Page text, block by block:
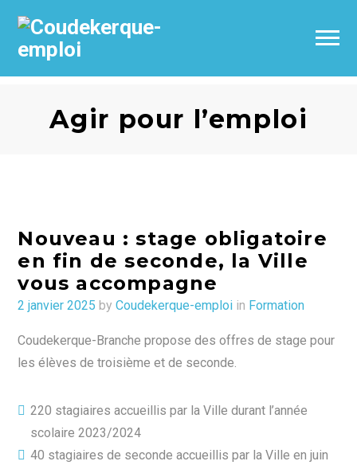
Agir pour l’emploi
Nouveau : stage obligatoire
en fin de seconde, la Ville
vous accompagne
Posted
2 janvier 2025 byCoudekerque-emploi in Formation
Coudekerque-Branche propose des offres de stage pour
les élèves de troisième et de seconde.
220 stagiaires accueillis par la Ville durant l’année
scolaire 2023/2024
40 stagiaires de seconde accueillis par la Ville en juin